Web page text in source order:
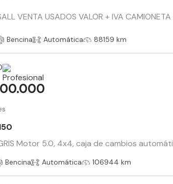
VENTA USADOS VALOR + IVA
Bencina Automática 88159 km
Motor 5.0, 4x4, caja de cambios
Bencina Automática 106944 km